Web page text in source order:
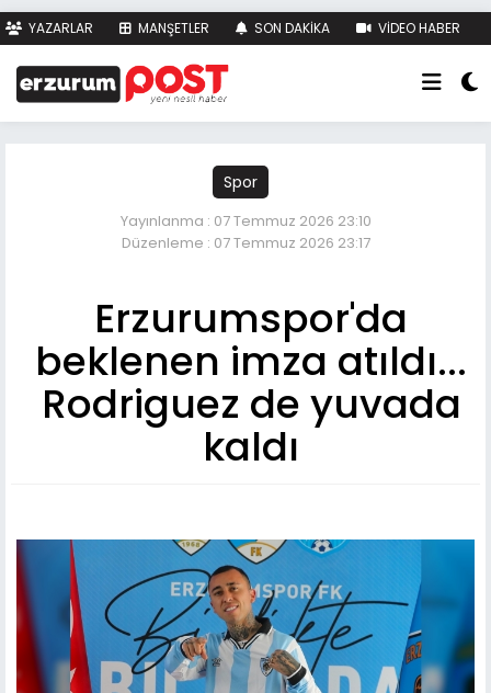
YAZARLAR MANŞETLER SON DAKİKA
VİDEO HABER
İLETİŞİM
Spor
Yayınlanma : 07 Temmuz 2026 23:10
Düzenleme : 07 Temmuz 2026 23:17
Erzurumspor'da
beklenen imza atıldı...
Rodriguez de yuvada
kaldı